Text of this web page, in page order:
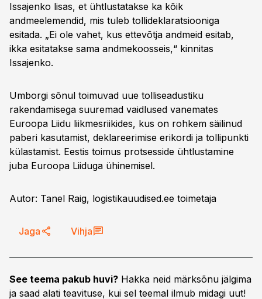
Issajenko lisas, et ühtlustatakse ka kõik
andmeelemendid, mis tuleb tollideklaratsiooniga
esitada. „Ei ole vahet, kus ettevõtja andmeid esitab,
ikka esitatakse sama andmekoosseis,“ kinnitas
Issajenko.
Umborgi sõnul toimuvad uue tolliseadustiku
rakendamisega suuremad vaidlused vanemates
Euroopa Liidu liikmesriikides, kus on rohkem säilinud
paberi kasutamist, deklareerimise erikordi ja tollipunkti
külastamist. Eestis toimus protsesside ühtlustamine
juba Euroopa Liiduga ühinemisel.
Autor: Tanel Raig, logistikauudised.ee toimetaja
Jaga Vihja
See teema pakub huvi? Hakka neid märksõnu jälgima
ja saad alati teavituse, kui sel teemal ilmub midagi uut!